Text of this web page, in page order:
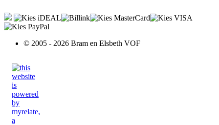
© 2005 - 2026 Bram en Elsbeth VOF